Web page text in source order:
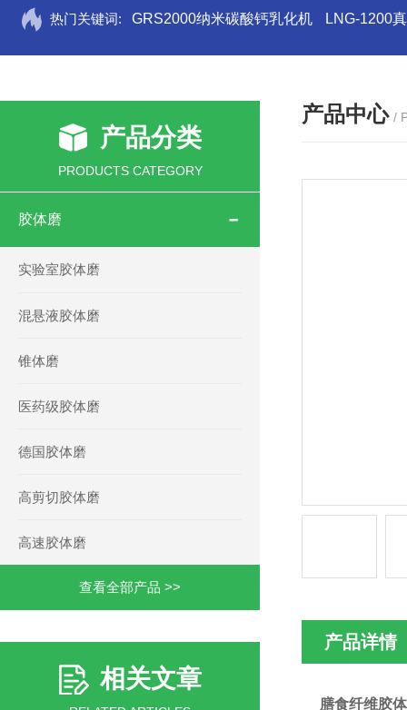
热门关键词: GRS2000纳米碳酸钙乳化机 LNG-1200
产品分类
PRODUCTS CATEGORY
胶体磨
实验室胶体磨
混悬液胶体磨
锥体磨
医药级胶体磨
德国胶体磨
高剪切胶体磨
高速胶体磨
查看全部产品 >>
相关文章
产品中心 /
产品详情
膳食纤维胶